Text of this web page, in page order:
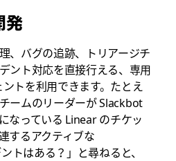
発
、バグの追跡、トリアージチ
ント対応を直接行える、専用
トを利用できます。たとえ
ームのリーダーが Slackbot
なっている Linear のチケッ
するアクティブな
トはある？」 と尋ねると、